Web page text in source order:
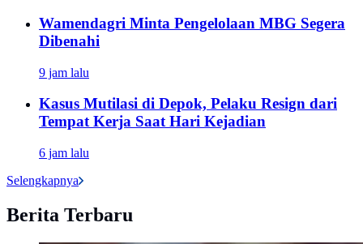
Wamendagri Minta Pengelolaan MBG Segera
Dibenahi
9 jam lalu
Kasus Mutilasi di Depok, Pelaku Resign dari
Tempat Kerja Saat Hari Kejadian
6 jam lalu
Selengkapnya
Berita Terbaru